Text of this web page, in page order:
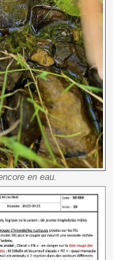
en eau.